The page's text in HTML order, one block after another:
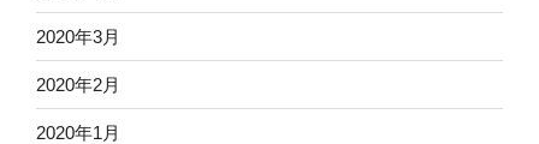
2020年3月
2020年2月
2020年1月